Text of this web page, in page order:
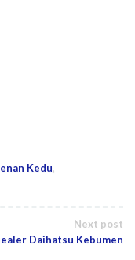
Kedu,
Next post
Daihatsu Kebumen